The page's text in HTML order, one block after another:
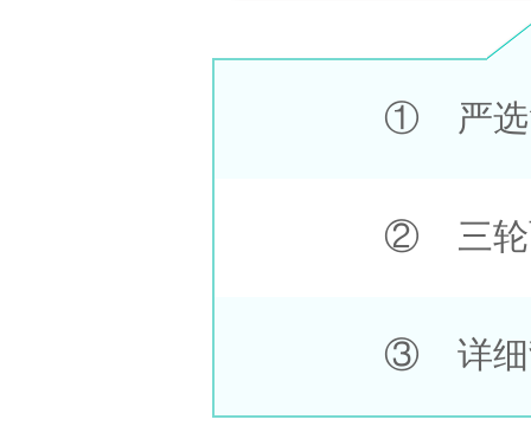
① 严选
② 三轮
③ 详细